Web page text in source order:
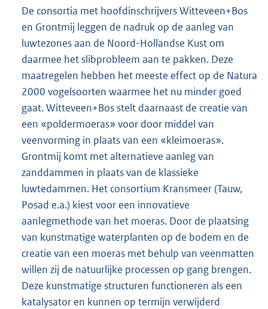
De consortia met hoofdinschrijvers Witteveen+Bos
en Grontmij leggen de nadruk op de aanleg van
luwtezones aan de Noord-Hollandse Kust om
daarmee het slibprobleem aan te pakken. Deze
maatregelen hebben het meeste effect op de Natura
2000 vogelsoorten waarmee het nu minder goed
gaat. Witteveen+Bos stelt daarnaast de creatie van
een «poldermoeras» voor door middel van
veenvorming in plaats van een «kleimoeras».
Grontmij komt met alternatieve aanleg van
zanddammen in plaats van de klassieke
luwtedammen. Het consortium Kransmeer (Tauw,
Posad e.a.) kiest voor een innovatieve
aanlegmethode van het moeras. Door de plaatsing
van kunstmatige waterplanten op de bodem en de
creatie van een moeras met behulp van veenmatten
willen zij de natuurlijke processen op gang brengen.
Deze kunstmatige structuren functioneren als een
katalysator en kunnen op termijn verwijderd